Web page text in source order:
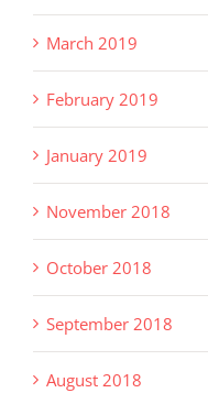
March 2019
February 2019
January 2019
November 2018
October 2018
September 2018
August 2018